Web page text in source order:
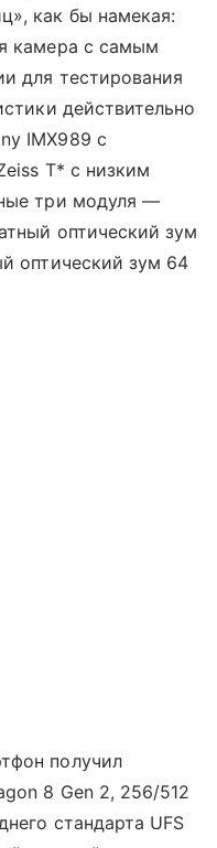
как бы намекая:
камера с самым
для тестирования
действительно
IMX989 с
T* с низким
три модуля —
оптический зум
оптический зум 64
получил
8 Gen 2, 256/512
стандарта UFS